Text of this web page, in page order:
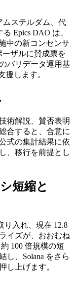
ムステルダム、代
Epics DAO は、
中の新コンセンサ
ーザルに賛成票を
バリデータ運用基
援します。
術解説、賛否表明
合すると、合意に
式の集計結果に依
、移行を前提とし
短縮と
り入れ、現在 12.8
イズが、おおむね
100 倍規模の短
し、Solana をさら
し上げます。